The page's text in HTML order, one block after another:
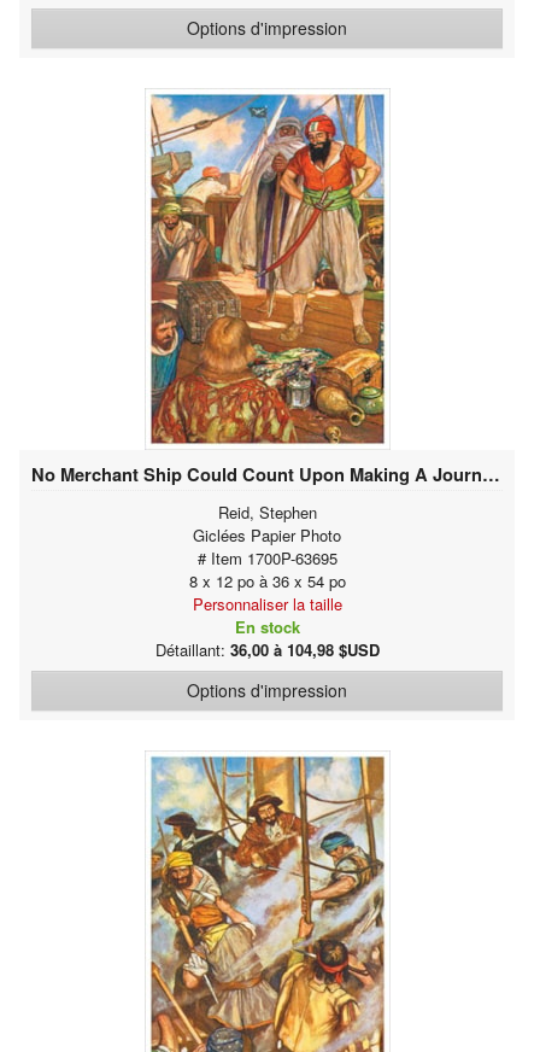
Options d'impression
No Merchant Ship Could Count Upon Making A Journey In Peace
Reid, Stephen
Giclées Papier Photo
# Item 1700P-63695
8 x 12 po à 36 x 54 po
Personnaliser la taille
En stock
Détaillant: 36,00 à 104,98 $USD
Options d'impression